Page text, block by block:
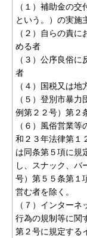
（１）補助金の
という。）の実施
（２）自らの責
める者
（３）公序良俗
者
（４）国税又は
（５）登別市暴
例第２２号）第２
（６）風俗営業
和２３年法律第１
は同条第５項に規
し、スナック、バ
号）第５５条第１
営む者を除く。
（７）インター
行為の規制等に関
第２号に規定する